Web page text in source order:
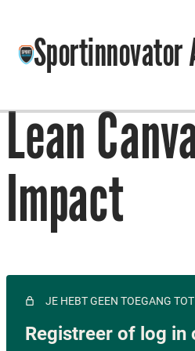
Sportinnovator
Lean
Impact
JE HEBT GEEN TOEGANG
Registreer of log in